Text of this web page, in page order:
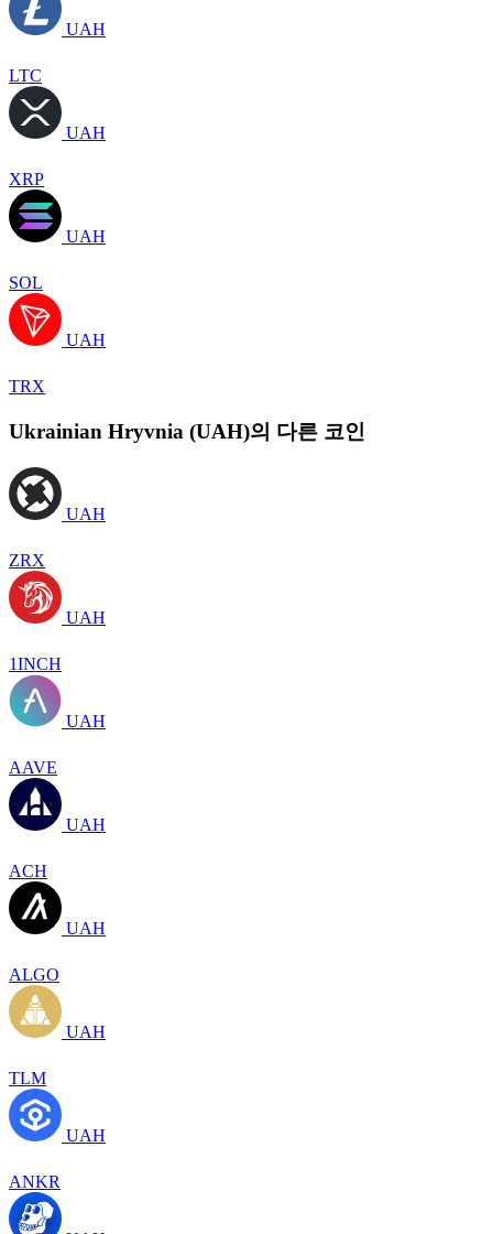
UAH
LTC
UAH
XRP
UAH
SOL
UAH
TRX
Ukrainian Hryvnia (UAH)의 다른 코인
UAH
ZRX
UAH
1INCH
UAH
AAVE
UAH
ACH
UAH
ALGO
UAH
TLM
UAH
ANKR